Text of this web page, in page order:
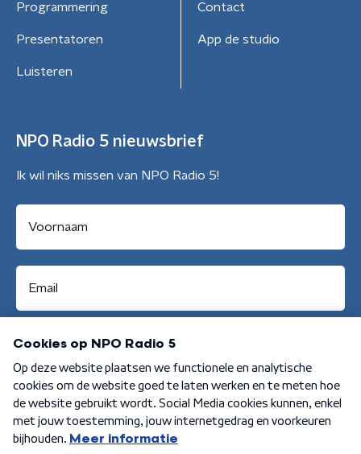
Programmering
Presentatoren
Luisteren
Contact
App de studio
NPO Radio 5 nieuwsbrief
Ik wil niks missen van NPO Radio 5!
Aanmelden
Algemene voorwaarden